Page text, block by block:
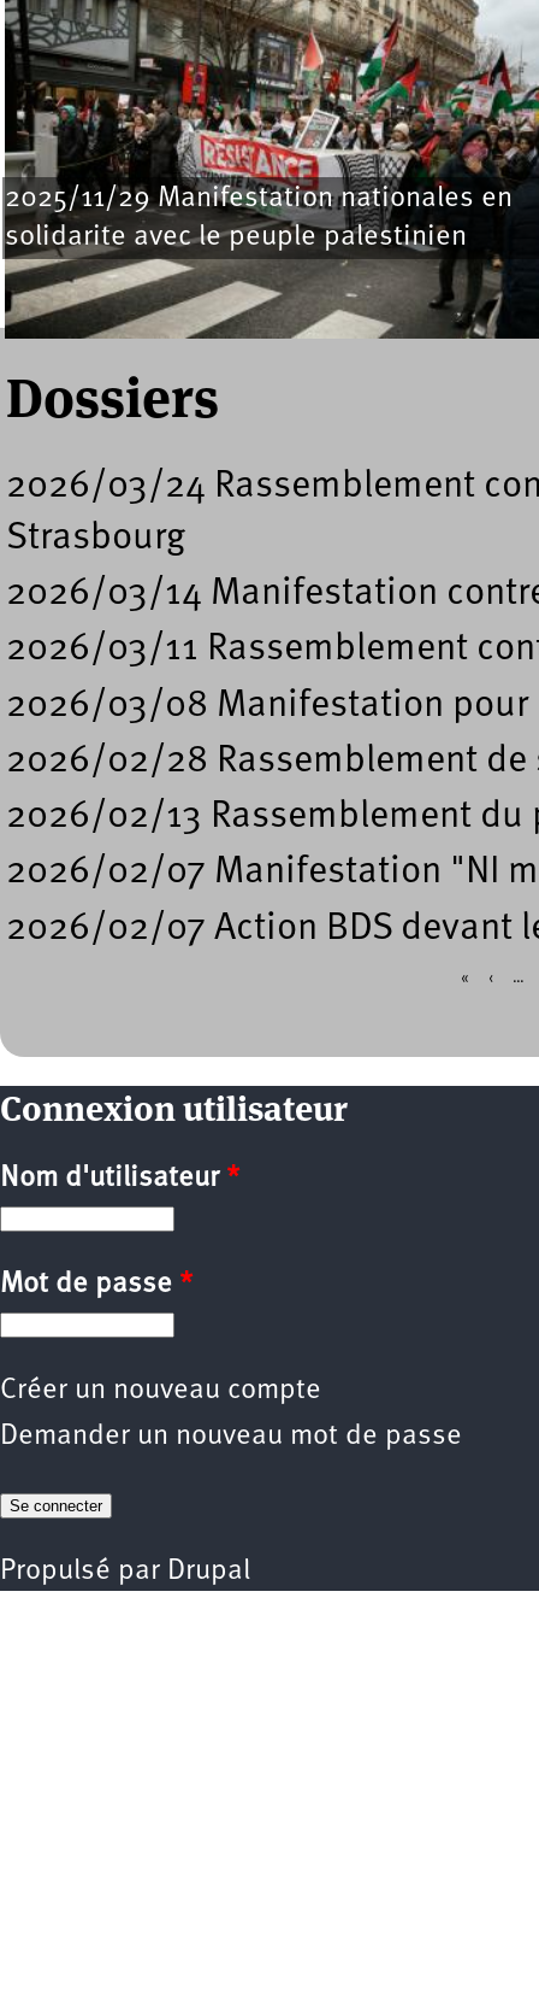
2025/11/29 Manifestation nationales en
solidarite avec le peuple palestinien
« premier
‹ précédent 1 3
Dossiers
2026/03/24 Rassemblement
Strasbourg
2026/03/14 Manifestation
2026/03/11 Rassemblement
2026/03/08 Manifestation pour
2026/02/28 Rassemblement de
2026/02/13 Rassemblement du
2026/02/07 Manifestation "NI
2026/02/07 Action BDS devant
« ‹ …
Connexion utilisateur
Nom d'utilisateur *
Mot de passe *
Créer un nouveau compte
Demander un nouveau mot de passe
Propulsé par Drupal